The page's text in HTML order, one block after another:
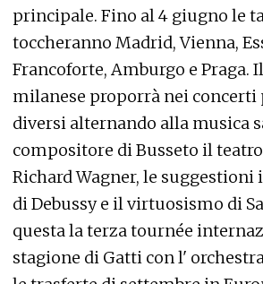
principale. Fino al 4 giugno le
toccheranno Madrid, Vienna,
Francoforte, Amburgo e Praga.
milanese proporrà nei
diversi alternando alla musica
compositore di Busseto il
Richard Wagner, le
di Debussy e il virtuosismo di
questa la terza tournée
stagione di Gatti con l'